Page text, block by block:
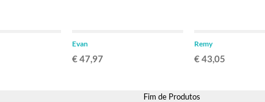
Evan
€ 47,97
Remy
€ 43,05
Fim de Produtos